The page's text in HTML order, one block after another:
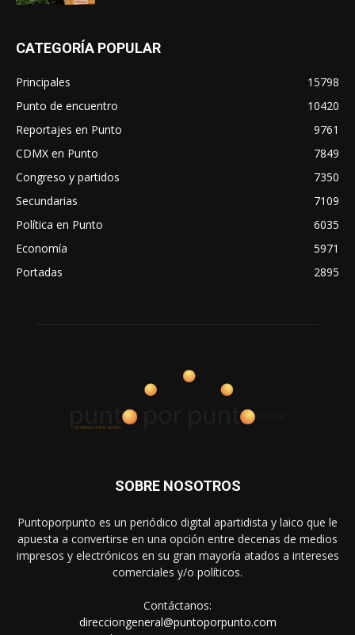
CATEGORÍA POPULAR
Principales
15798
Punto de encuentro
10420
Reportajes en Punto
9761
CDMX en Punto
7849
Congreso y partidos
7350
Secundarias
7109
Política en Punto
6035
Economía
5971
Portadas
2895
SOBRE NOSOTROS
Puntoporpunto es un periódico digital apartidista y laico que le
apuesta a convertirse en una opción entre decenas de medios
impresos y electrónicos en su gran mayoría atados a intereses
comerciales y/o políticos.
Contáctanos:
direcciongeneral@puntoporpunto.com